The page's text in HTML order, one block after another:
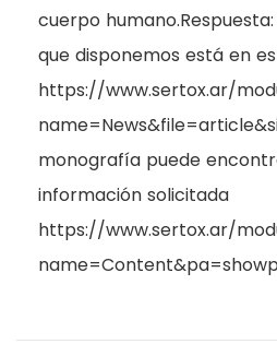
cuerpo
que disponemos está en
https://www.sertox.ar/
monografía puede
información solicitada
https://www.sertox.ar/